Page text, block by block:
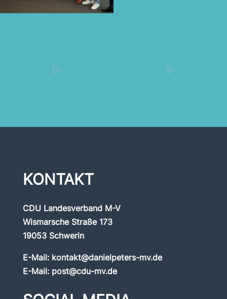
KONTAKT
CDU Landesverband M-V
Wismarsche Straße 173
19053 Schwerin
E-Mail: kontakt@danielpeters-mv.de
E-Mail: post@cdu-mv.de